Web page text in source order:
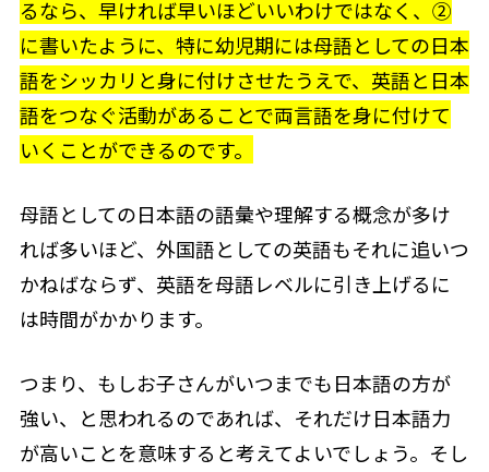
るなら、早ければ早いほどいいわけではなく、②
に書いたように、特に幼児期には母語としての日本
語をシッカリと身に付けさせたうえで、英語と日本
語をつなぐ活動があることで両言語を身に付けて
いくことができるのです。
母語としての日本語の語彙や理解する概念が多け
れば多いほど、外国語としての英語もそれに追いつ
かねばならず、英語を母語レベルに引き上げるに
は時間がかかります。
つまり、もしお子さんがいつまでも日本語の方が
強い、と思われるのであれば、それだけ日本語力
が高いことを意味すると考えてよいでしょう。そし